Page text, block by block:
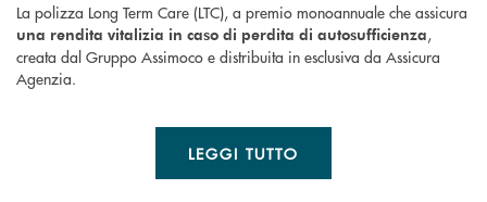
La polizza Long Term Care (LTC), a premio monoannuale che assicura
una rendita vitalizia in caso di perdita di autosufficienza,
creata dal Gruppo Assimoco e distribuita in esclusiva da Assicura
Agenzia.
LEGGI TUTTO